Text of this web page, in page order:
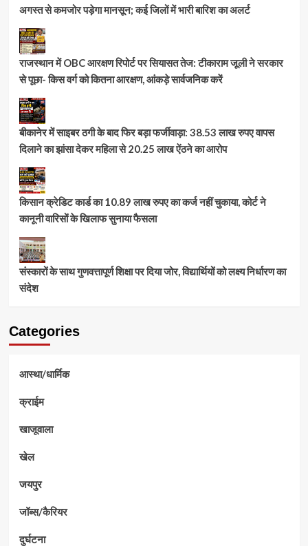
अगस्त से कमजोर पड़ेगा मानसून; कई जिलों में भारी बारिश का अलर्ट
राजस्थान में OBC आरक्षण रिपोर्ट पर सियासत तेज: टीकाराम जूली ने सरकार
से पूछा- किस वर्ग को कितना आरक्षण, आंकड़े सार्वजनिक करें
बीकानेर में साइबर ठगी के बाद फिर बड़ा फर्जीवाड़ा: 38.53 लाख रुपए वापस
दिलाने का झांसा देकर महिला से 20.25 लाख ऐंठने का आरोप
किसान क्रेडिट कार्ड का 10.89 लाख रुपए का कर्ज नहीं चुकाया, कोर्ट ने
कानूनी वारिसों के खिलाफ सुनाया फैसला
संस्कारों के साथ गुणवत्तापूर्ण शिक्षा पर दिया जोर, विद्यार्थियों को लक्ष्य निर्धारण का
संदेश
Categories
आस्था/धार्मिक
क्राईम
खाजूवाला
खेल
जयपुर
जॉब्स/कैरियर
दुर्घटना